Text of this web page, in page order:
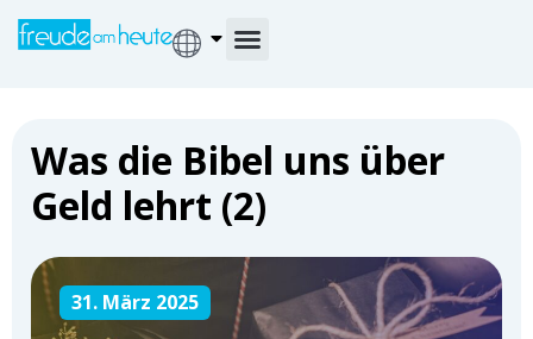
Was die Bibel uns über
Geld lehrt (2)
31. März 2025